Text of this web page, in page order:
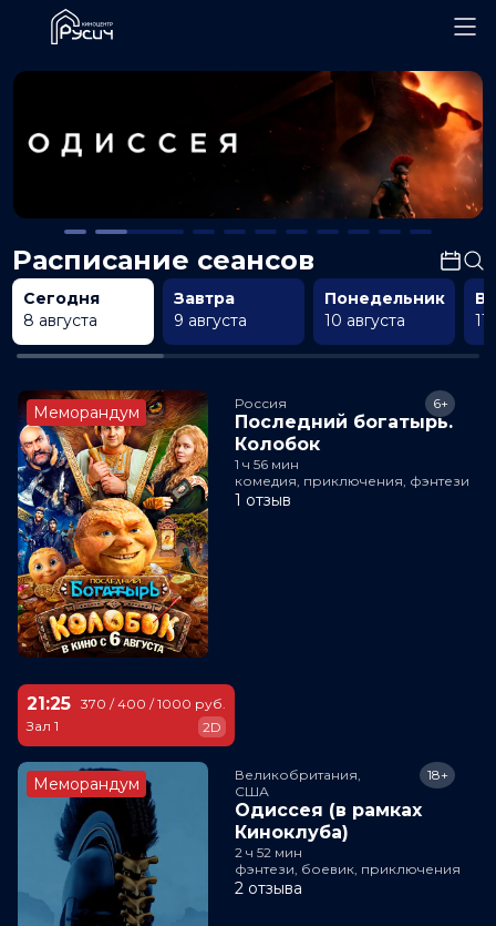
Расписание сеансов
Сегодня
8 августа
Завтра
9 августа
Понедельник
10 августа
11
Меморандум Россия
Последний богатырь.
Колобок
6+
1 ч 56 мин
комедия, приключения, фэнтези
1 отзыв
21:25
Зал 1
370 / 400 / 1000 руб.
2D
Меморандум
Великобритания,
США
Одиссея (в рамках
Киноклуба)
18+
2 ч 52 мин
фэнтези, боевик, приключения
2 отзыва